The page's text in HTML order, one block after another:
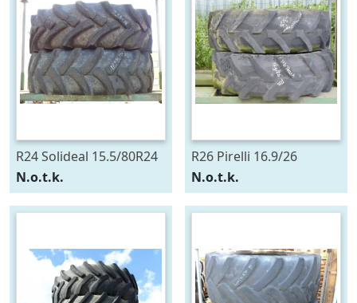
R24 Solideal 15.5/80R24
N.o.t.k.
R26 Pirelli 16.9/26
N.o.t.k.